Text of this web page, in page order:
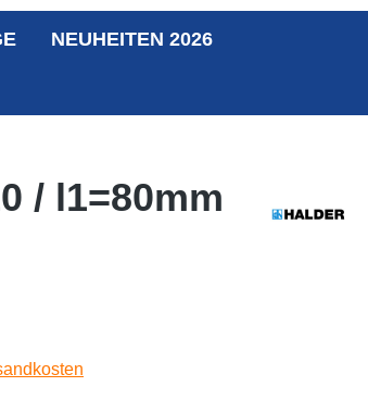
NEUHEITEN 2026
/ l1=80mm